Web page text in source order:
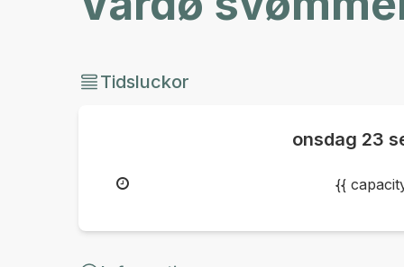
Tidsluckor
onsdag 23
{{